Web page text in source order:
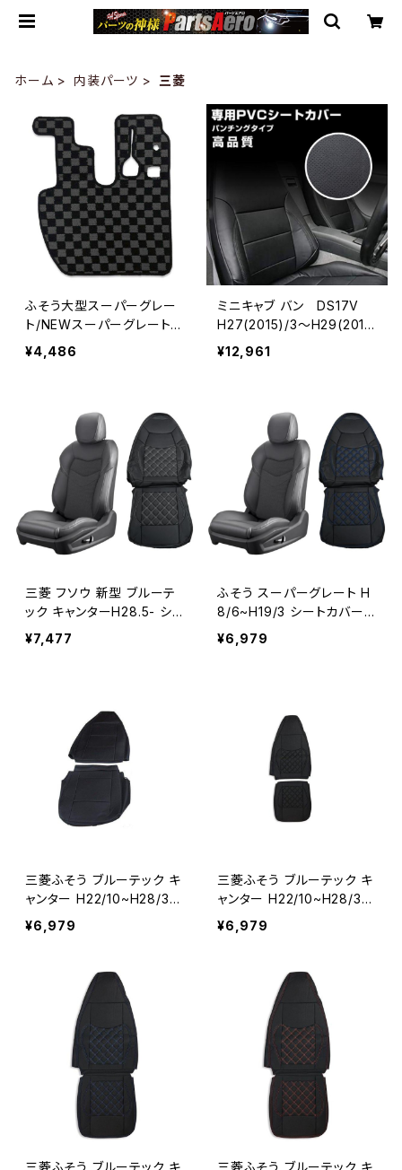
ホーム 内装パーツ 三菱
ふそう大型スーパーグレー
ト/NEWスーパーグレート H
８.６~ ブラック×グレー チェ
ック柄 フロアマット 運転席
¥4,486
ミニキャブ バン DS17V
H27(2015)/3～H29(201
7)/5 シートカバーパンチ
ングレザー 1列目 JP-YT1
¥12,961
三菱 フソウ 新型 ブルーテ
ック キャンターH28.5- シ
ートカバー ワイド キャブ ふ
そう 日産 アトラス ダイヤカ
¥7,477
ふそう スーパーグレート H
8/6~H19/3 シートカバー
ダイヤカット ステッチ ブル
ー キルト 艶無し PVCレザ
¥6,979
三菱ふそう ブルーテック キ
ャンター H22/10~H28/3
シートカバー 艶無し 黒 運
転席 パンチング レザー AP-
¥6,979
三菱ふそう ブルーテック キ
ャンター H22/10~H28/3
シートカバー 艶無し 黒 運
転席 ダイヤモンドブラック
¥6,979
三菱ふそう ブルーテック キ
三菱ふそう ブルーテック キ